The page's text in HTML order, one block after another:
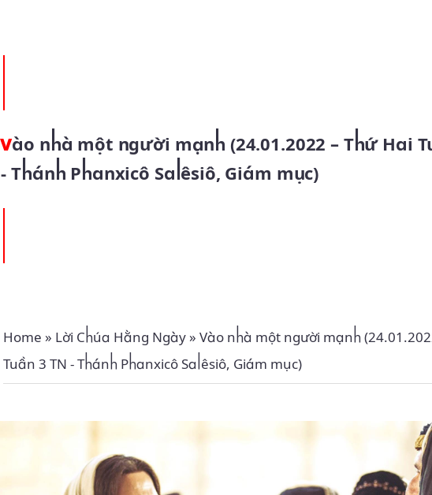
Vào nhà một người mạnh (24.01.2022 – Thứ Hai Tuần 3 TN
- Thánh Phanxicô Salêsiô, Giám mục)
Home » Lời Chúa Hằng Ngày» Vào nhà một người mạnh
Tuần 3 TN - Thánh Phanxicô Salêsiô, Giám mục)